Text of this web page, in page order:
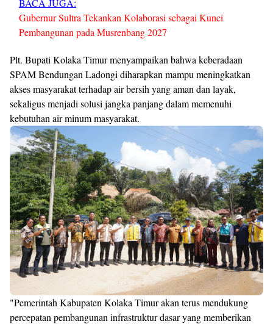
BACA JUGA:
Gubernur Sultra Tekankan Kolaborasi sebagai Kunci
Pembangunan pada Musrenbang 2027
Plt. Bupati Kolaka Timur menyampaikan bahwa keberadaan
SPAM Bendungan Ladongi diharapkan mampu meningkatkan
akses masyarakat terhadap air bersih yang aman dan layak,
sekaligus menjadi solusi jangka panjang dalam memenuhi
kebutuhan air minum masyarakat.
"Pemerintah Kabupaten Kolaka Timur akan terus mendukung
percepatan pembangunan infrastruktur dasar yang memberikan